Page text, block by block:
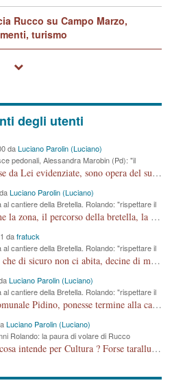
Rucco su Campo Marzo,
turismo
degli utenti
daLuciano Parolin (Luciano)
pedonali, Alessandra Marobin (Pd): "il
Consigliera Marobin, tutte le cose da Lei evidenziate, sono opera del suo ex Assessore e compagno di Partito Antonio Marco Dalla Pozza Assessore alla "progettazione" di piste ciclabili e altre porcherie. A lui manderei il conto da saldare per incidenti e danni alle persone. E' ora che "finiamola." Avete perso rassegnatevi. qui IL SINDACO RUCCO NON C'ENTRA PER NIENTE. CAPITO!!!!!!!! Amen.
Luciano Parolin (Luciano)
cantiere della Bretella. Rolando: "rispettare il
Caro fratuck, conosco molto bene la zona, il percorso della bretella, la situazione dei cittadini, abito in Viale Trento. A partire dal 2003 ho partecipato al Comitato di Maddalene pro bretella, e a riunioni propositive per apportare modifiche al progetto. Numerose mie foto del territorio sono arrivate a Roma, altri miei interventi (non graditi dalla Sx) sono stati pubblicati dal GdV, assieme ad altri come Ciro Asproso, ora favorevole alla bretella. Ho partecipato alla raccolta firme per la chiusura della strada x 5 giorni eseguita dal Sindaco Hullwech per sforamento 180 Micro/g. Pertanto come impegno per la tematica sono apposto con la coscienza. Ora il Progetto è partito, fine! Voglio dire che la nuova Giunta "comunale" non c'entra più. L'opera sarà "malauguratamente" eseguita, ma non con il mio placet. Il Consigliere Comunale dovrebbe capire che la campagna elettorale è finita, con buona pace di tutti. Quello che invece dovrebbe interessare è la proprietà della strada, dall'uscita autostradale Ovest, sino alla Rotatoria dell'Albara, vi sono tre possessori: Autostrade SpA; La Provincia, il Comune. Come la mettiamo per il futuro ? I costi, da 50 sono saliti a 100 milioni di € come dire 20 milioni a KM (!) da non credere. Comunque si farà. Ma nessuno canti Vittoria, anzi meglio non farne un ulteriore fatto "partitico" per questioni elettorali o di seggio. Se mi manda la sua mail, sono disponibile ad inviare i documenti e le foto sopra descritte. Con ossequi, Luciano Parolin
dafratuck
cantiere della Bretella. Rolando: "rispettare il
Non sarà utile a lei dott. Parolin che di sicuro non ci abita, decine di migliaia di TIR, automobili e padroncini che passano quotidianamente per una strada appena rotabile, non è più possibile stendere i panni, attraversare la strada senza rischiare la morte, le case stanno crepando, i tempi sono cambiati e la bretella non passerà assolutamente per maddalene (ma cosa sta a dire?!), dia invece responsabilità a chi ha costruito tagliando la strada che doveva invece terminare a isola vicentina e non al moracchino lasciando Motta di Costabissara ancora in panne di traffico. I tempi sono cambiati dottore e se l'anagrafe della vita stagna nell'essere umano impressioni conservatrici, la società non le considera perchè va avanti, si industrializza e ha bisogno di infrastrutture e di sviluppo. Ultima considerazione, se è geloso di Rolando perchè vede in lui solo campagne politiche mentre si difendono i SOLI diritti dei cittadini, la preghiamo faccia considerazioni più appropriate. Saluti e complimenti per i suoi scritti.
Luciano Parolin (Luciano)
cantiere della Bretella. Rolando: "rispettare il
Sarebbe ora che il consigliere comunale Pidino, ponesse termine alla campagna elettorale nel territorio del suo seggio Villaggio del Sole. La tiraca è iniziata, distruggerà 6 km di prateria ovest della città, ricca di fonti e sorgenti d'acqua. I cittadini di Maddalene non avranno più Pace la notte. Molta colpa per la costruzione di questa Strada è proprio del signor Rolando,dei suoi gazebo mobili e che vuol far passare questa opera VANDALICA come progetto "utile" a chi ? Non è cosa seria sig. Rolando!
Luciano Parolin (Luciano)
Rolando: la paura di volare di Rucco
Vorrei sapere dal C.C. Rolando cosa intende per Cultura ? Forse tarallucci, vino e sagre, o spaghetti tricolori del PD ? Il continuo (s)parlare della mostra a Palazzo Chiericati caro consigliere DANNEGGIA FORTEMENTE l'immagine della città TUTTA e fa deviare i consensi che in RUSSIA (badi bene ex U.R.S.S.) sono ECCELLENTI. A livello artistico l'evento è di alta Valenza culturale, COMPITO di Tutta la Cittadinanza fare il possibile per propagandare l'iniziativa senza farne UN CASO PARTITICO come fa Lei da sempre. Meno Gazebo + Partecipazione! E così sia. Amen.